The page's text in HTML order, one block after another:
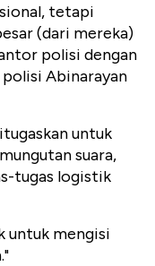
tetapi
(dari mereka)
polisi dengan
polisi Abinarayan
untuk
suara,
tugas logistik
untuk mengisi